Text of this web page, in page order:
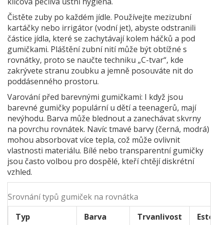
Čistěte zuby po každém jídle. Používejte mezizubní
kartáčky nebo irrigátor (vodní jet), abyste odstranili
částice jídla, které se zachytávají kolem háčků a pod
gumičkami. Pláštění zubní nití může být obtížné s
rovnátky, proto se naučte techniku „C-tvar“, kde
zakrývete stranu zoubku a jemně posouváte nit do
poddásenného prostoru.
Varování před barevnými gumičkami: I když jsou
barevné gumičky populární u dětí a teenagerů, mají
nevýhodu. Barva může blednout a zanechávat skvrny
na povrchu rovnátek. Navíc tmavé barvy (černá, modrá)
mohou absorbovat více tepla, což může ovlivnit
vlastnosti materiálu. Bílé nebo transparentní gumičky
jsou často volbou pro dospělé, kteří chtějí diskrétní
vzhled.
Srovnání typů gumiček na rovnátka
Typ
Barva Trvanlivost